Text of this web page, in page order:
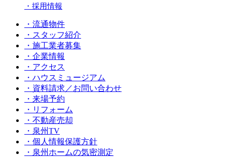
・採用情報
・流通物件
・スタッフ紹介
・施工業者募集
・企業情報
・アクセス
・ハウスミュージアム
・資料請求／お問い合わせ
・来場予約
・リフォーム
・不動産売却
・泉州TV
・個人情報保護方針
・泉州ホームの気密測定